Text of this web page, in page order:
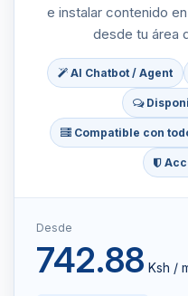
e instalar contenido
desde tu área
AI Chatbot / Agent
Compatible con
Desde
742.88 Ksh /